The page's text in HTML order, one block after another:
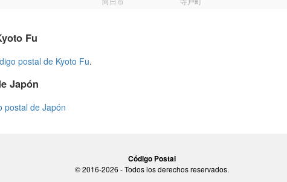
Fu
postal de Kyoto Fu.
Japón
postal de Japón
Código Postal
© 2016-2026 - Todos los derechos reservados.